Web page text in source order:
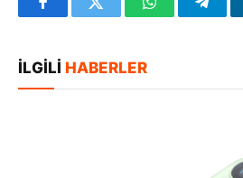
FacebookTwitter WhatsApp
İLGILI HABERLER